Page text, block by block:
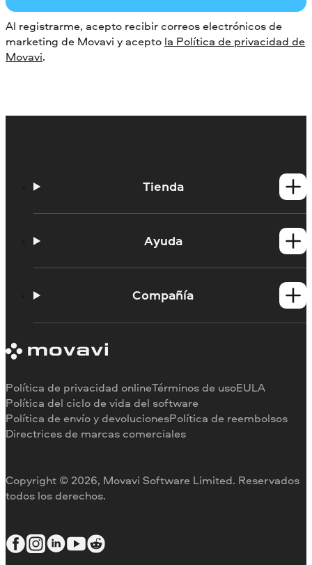
Al registrarme, acepto recibir correos electrónicos de
marketing de Movavi y acepto la Política de privacidad de
Movavi.
Tienda
Productos para MacAyuda
Portal de aprendizaje
Limitaciones de la versión de prueba
Reembolso
Compañía
Testimonios
Por qué elegirnos
Para el trabajo
Copyright © 2026, Movavi Software Limited. Reservados
todos los derechos.
Política de privacidad onlineTérminos de usoEULA
Política del ciclo de vida del software
Política de envío y devolucionesPolítica de reembolsos
Directrices de marcas comerciales